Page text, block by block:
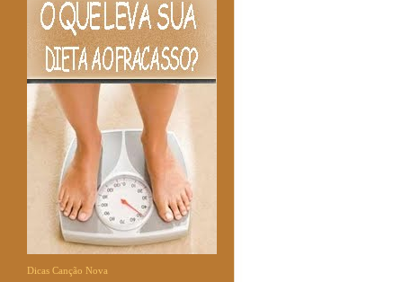
Dicas Canção Nova